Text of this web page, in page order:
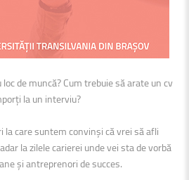
de muncă? Cum trebuie să arate un cv
la un interviu?
la care suntem convinși că vrei să afli
la zilele carierei unde vei sta de vorbă
și antreprenori de succes.